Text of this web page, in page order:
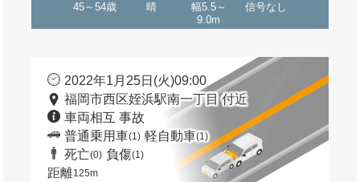
45～54歳 晴
幅5.5～
9.0m
信号なし
2022年1月25日(火)09:00
福岡市西区姪浜駅南一丁目 付近
車両相互 事故
普通乗用車(1) 軽自動車(1)
死亡(0) 負傷(1)
距離125m